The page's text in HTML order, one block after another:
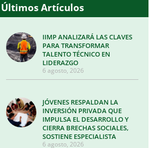
Últimos Artículos
IIMP ANALIZARÁ LAS CLAVES
PARA TRANSFORMAR
TALENTO TÉCNICO EN
LIDERAZGO
6 agosto, 2026
JÓVENES RESPALDAN LA
INVERSIÓN PRIVADA QUE
IMPULSA EL DESARROLLO Y
CIERRA BRECHAS SOCIALES,
SOSTIENE ESPECIALISTA
6 agosto, 2026